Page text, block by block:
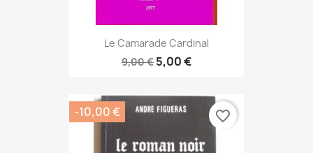
Le Camarade Cardinal
9,00 € 5,00 €
-10,00 € favorite_border